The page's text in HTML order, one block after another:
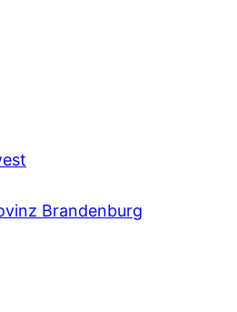
Brandenburg